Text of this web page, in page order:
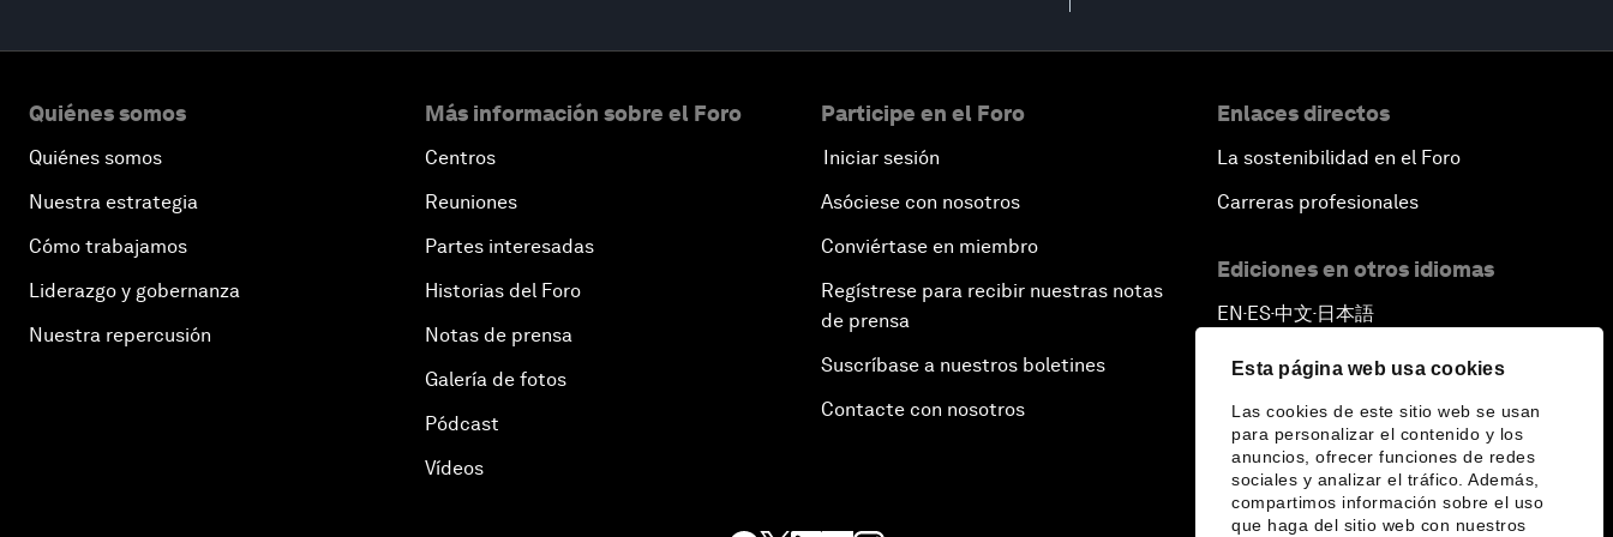
Esta página web usa cookies
Las cookies de este sitio web se usan
para personalizar el contenido y los
anuncios, ofrecer funciones de redes
sociales y analizar el tráfico. Además,
compartimos información sobre el uso
que haga del sitio web con nuestros
Quiénes somos
Quiénes somos
Nuestra estrategia
Cómo trabajamos
Liderazgo y gobernanza
Nuestra repercusión
Más información sobre el Foro
Centros
Reuniones
Partes interesadas
Historias del Foro
Notas de prensa
Galería de fotos
Pódcast
Vídeos
Participe en el Foro
Iniciar sesión
Asóciese con nosotros
Conviértase en miembro
Regístrese para recibir nuestras notas
de prensa
Suscríbase a nuestros boletines
Contacte con nosotros
Enlaces directos
La sostenibilidad en el Foro
Carreras profesionales
Ediciones en otros idiomas
EN ▪ES▪中文▪ 日本語